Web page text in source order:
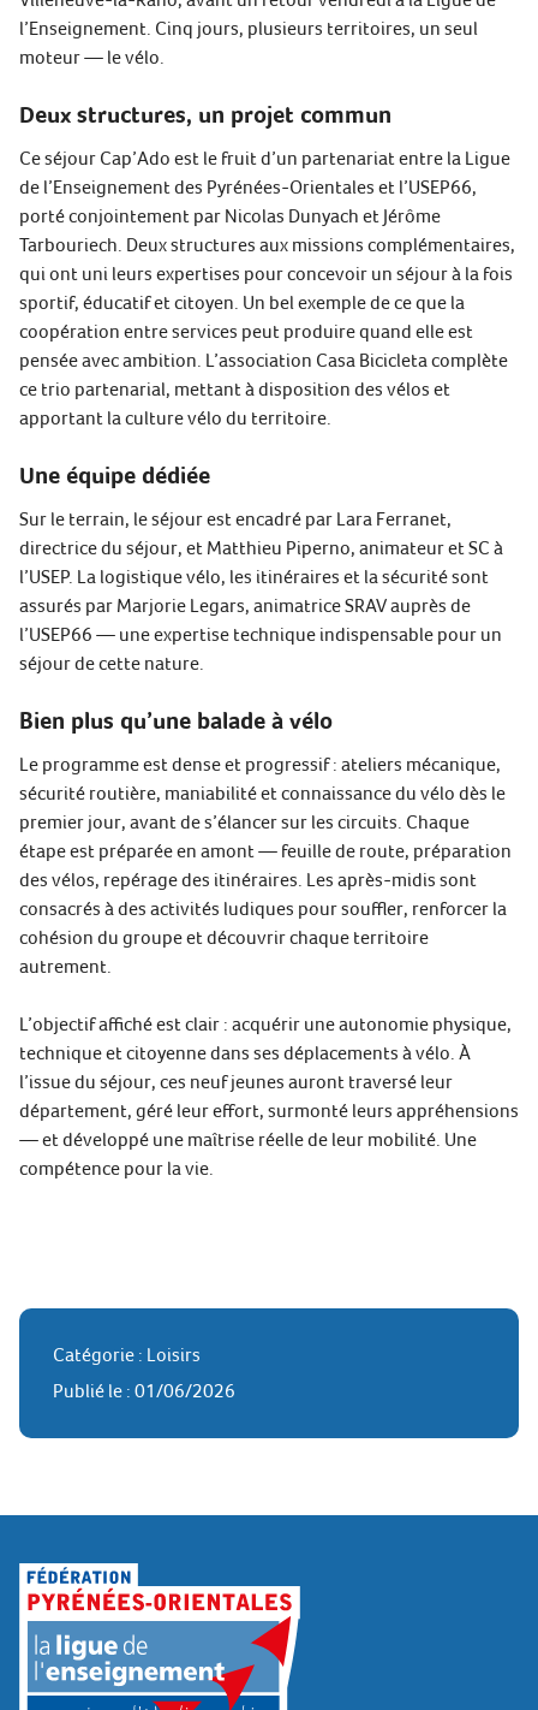
l’Enseignement. Cinq jours, plusieurs territoires, un seul
moteur — le vélo.
Deux structures, un projet commun
Ce séjour Cap’Ado est le fruit d’un partenariat entre la Ligue
de l’Enseignement des Pyrénées-Orientales et l’USEP66,
porté conjointement par Nicolas Dunyach et Jérôme
Tarbouriech. Deux structures aux missions complémentaires,
qui ont uni leurs expertises pour concevoir un séjour à la fois
sportif, éducatif et citoyen. Un bel exemple de ce que la
coopération entre services peut produire quand elle est
pensée avec ambition. L’association Casa Bicicleta complète
ce trio partenarial, mettant à disposition des vélos et
apportant la culture vélo du territoire.
Une équipe dédiée
Sur le terrain, le séjour est encadré par Lara Ferranet,
directrice du séjour, et Matthieu Piperno, animateur et SC à
l’USEP. La logistique vélo, les itinéraires et la sécurité sont
assurés par Marjorie Legars, animatrice SRAV auprès de
l’USEP66 — une expertise technique indispensable pour un
séjour de cette nature.
Bien plus qu’une balade à vélo
Le programme est dense et progressif : ateliers mécanique,
sécurité routière, maniabilité et connaissance du vélo dès le
premier jour, avant de s’élancer sur les circuits. Chaque
étape est préparée en amont — feuille de route, préparation
des vélos, repérage des itinéraires. Les après-midis sont
consacrés à des activités ludiques pour souffler, renforcer la
cohésion du groupe et découvrir chaque territoire
autrement.
L’objectif affiché est clair : acquérir une autonomie physique,
technique et citoyenne dans ses déplacements à vélo. À
l’issue du séjour, ces neuf jeunes auront traversé leur
département, géré leur effort, surmonté leurs appréhensions
— et développé une maîtrise réelle de leur mobilité. Une
compétence pour la vie.
Catégorie : Loisirs
Publié le : 01/06/2026